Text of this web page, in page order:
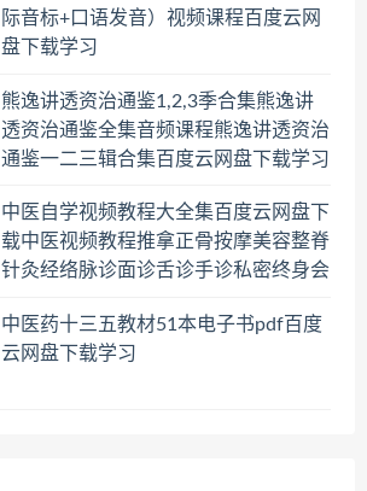
际音标+口语发音）视频课程百度云网
盘下载学习
熊逸讲透资治通鉴1,2,3季合集熊逸讲
透资治通鉴全集音频课程熊逸讲透资治
通鉴一二三辑合集百度云网盘下载学习
中医自学视频教程大全集百度云网盘下
载中医视频教程推拿正骨按摩美容整脊
针灸经络脉诊面诊舌诊手诊私密终身会
中医药十三五教材51本电子书pdf百度
云网盘下载学习